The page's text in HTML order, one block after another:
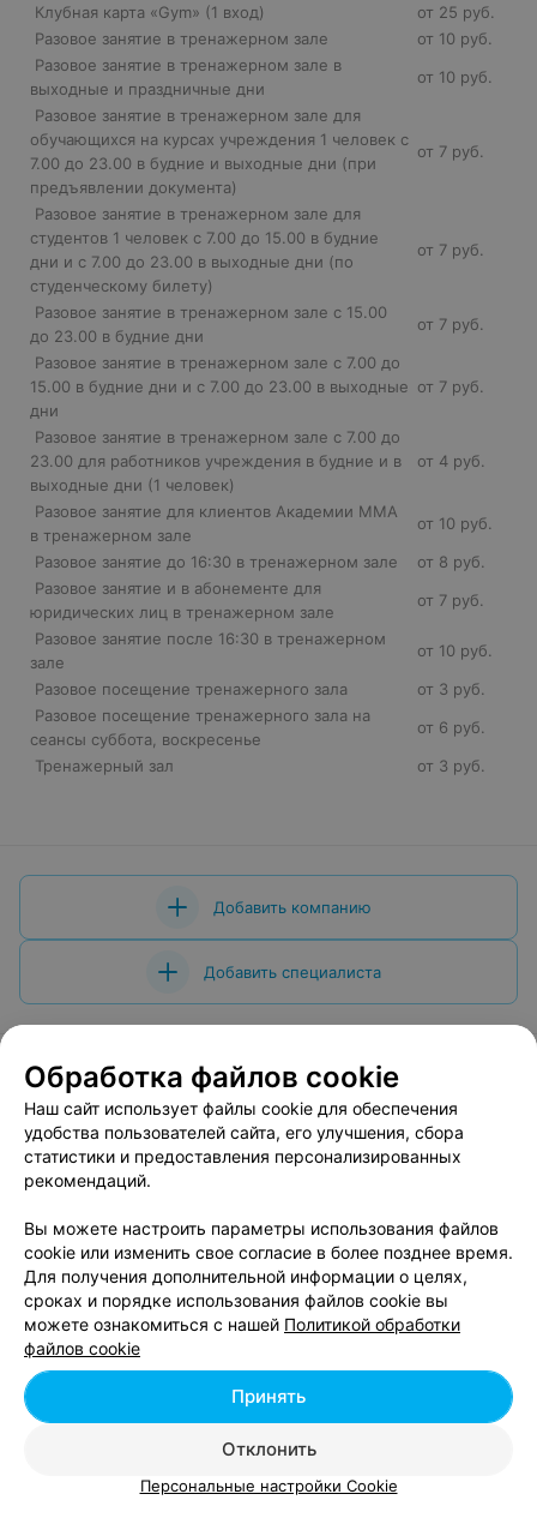
Клубная карта «Gym» (1 вход)
от 25 руб.
Разовое занятие в тренажерном зале
от 10 руб.
Разовое занятие в тренажерном зале в
выходные и праздничные дни
от 10 руб.
Разовое занятие в тренажерном зале для
обучающихся на курсах учреждения 1 человек с
7.00 до 23.00 в будние и выходные дни (при
предъявлении документа)
от 7 руб.
Разовое занятие в тренажерном зале для
студентов 1 человек с 7.00 до 15.00 в будние
дни и с 7.00 до 23.00 в выходные дни (по
студенческому билету)
от 7 руб.
Разовое занятие в тренажерном зале с 15.00
до 23.00 в будние дни
от 7 руб.
Разовое занятие в тренажерном зале с 7.00 до
15.00 в будние дни и с 7.00 до 23.00 в выходные
дни
от 7 руб.
Разовое занятие в тренажерном зале с 7.00 до
23.00 для работников учреждения в будние и в
выходные дни (1 человек)
от 4 руб.
Разовое занятие для клиентов Академии ММА
в тренажерном зале
от 10 руб.
Разовое занятие до 16:30 в тренажерном зале
от 8 руб.
Разовое занятие и в абонементе для
юридических лиц в тренажерном зале
от 7 руб.
Разовое занятие после 16:30 в тренажерном
зале
от 10 руб.
Разовое посещение тренажерного зала
от 3 руб.
Разовое посещение тренажерного зала на
сеансы суббота, воскресенье
от 6 руб.
Тренажерный зал
от 3 руб.
Добавить компанию
Добавить специалиста
О проекте Новости проекта
Размещение рекламы
Вакансии
Публичный договор
Способы оплаты
Публичный договор по использованию сервиса
Пользовательское соглашение
Написать в поддержку
Связаться по вопросам сотрудничества
Обработка персональных данных
Обработка файлов cookie
Наш сайт использует файлы cookie для обеспечения
удобства пользователей сайта, его улучшения, сбора
статистики и предоставления персонализированных
рекомендаций.
Вы можете настроить параметры использования файлов
cookie или изменить свое согласие в более позднее время.
Для получения дополнительной информации о целях,
сроках и порядке использования файлов cookie вы
можете ознакомиться с нашей Политикой обработки
файлов cookie
Отклонить
Принять
Персональные настройки Cookie